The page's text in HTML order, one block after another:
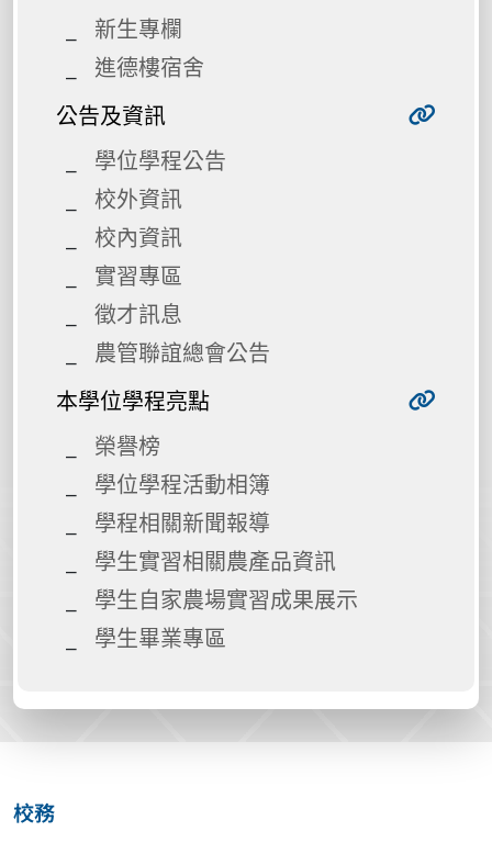
新生專欄
進德樓宿舍
公告及資訊
學位學程公告
校外資訊
校內資訊
實習專區
徵才訊息
農管聯誼總會公告
本學位學程亮點
榮譽榜
學位學程活動相簿
學程相關新聞報導
學生實習相關農產品資訊
學生自家農場實習成果展示
學生畢業專區
校務